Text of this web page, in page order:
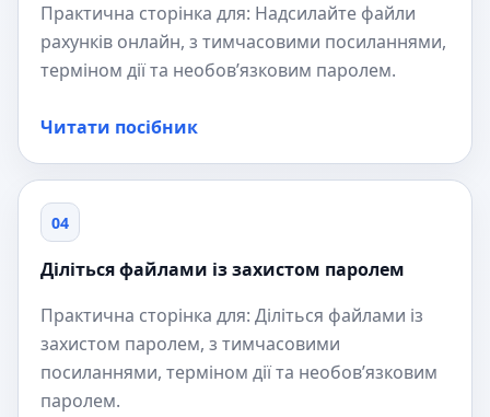
Практична сторінка для: Надсилайте файли
рахунків онлайн, з тимчасовими посиланнями,
терміном дії та необов’язковим паролем.
Читати посібник
04
Діліться файлами із захистом паролем
Практична сторінка для: Діліться файлами із
захистом паролем, з тимчасовими
посиланнями, терміном дії та необов’язковим
паролем.